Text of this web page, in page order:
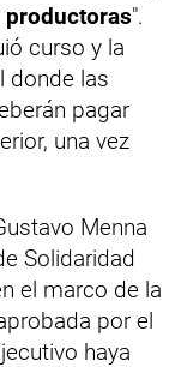
productoras".
curso y la
donde las
pagar
una vez
Menna
Solidaridad
el marco de la
por el
haya